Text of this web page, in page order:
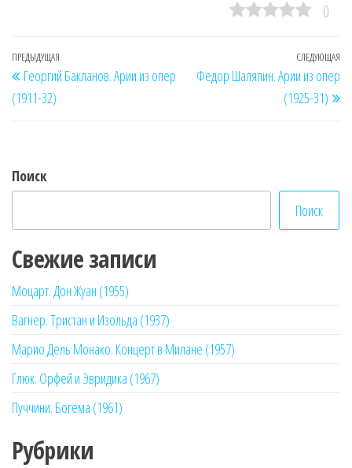
0
Навигация
по
записям
Предыдущая
запись
ПРЕДЫДУЩАЯ
Георгий Бакланов. Арии из опер
(1911-32)
СЛЕДУЮЩАЯ
Федор Шаляпин. Арии из опер
(1925-31)
Поиск
Поиск
Свежие записи
Моцарт. Дон Жуан (1955)
Вагнер. Тристан и Изольда (1937)
Марио Дель Монако. Концерт в Милане (1957)
Глюк. Орфей и Эвридика (1967)
Пуччини. Богема (1961)
Рубрики